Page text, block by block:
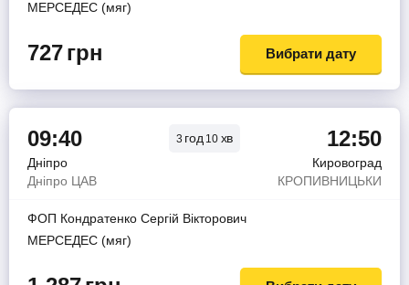
МЕРСЕДЕС (мяг)
727грн Вибрати дату
09:40 3 год10 хв 12:50
Дніпро
Кировоград
Дніпро ЦАВ
КРОПИВНИЦЬКИ
ФОП Кондратенко Сергiй Вiкторович
МЕРСЕДЕС (мяг)